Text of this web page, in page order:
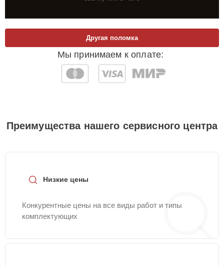
Мы принимаем к оплате:
Другая поломка
Преимущества нашего сервисного центра
Низкие цены
Конкурентные цены на все виды работ и типы
комплектующих